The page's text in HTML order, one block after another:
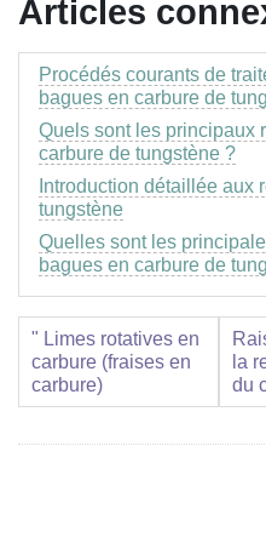
Articles
Procédés courants de
bagues en carbure de
Quels sont les principaux
carbure de tungstène ?
Introduction détaillée aux
tungstène
Quelles sont les
bagues en carbure de
" Limes rotatives en
carbure (fraises en
carbure)
la
du